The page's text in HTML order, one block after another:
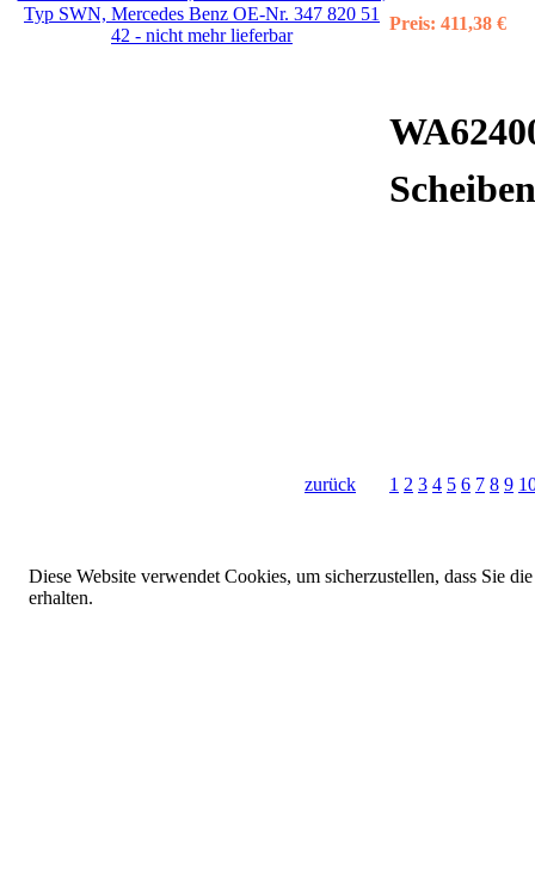
Preis: 411,38 €
zurück 1 2 3 4 5 6 7 8 9
Diese Website verwendet Cookies, um sicherzustellen, dass Sie
erhalten.